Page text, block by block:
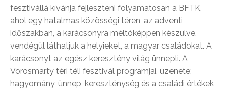
fesztivállá kívánja fejleszteni folyamatosan a BFTK,
ahol egy hatalmas közösségi téren, az adventi
időszakban, a karácsonyra méltóképpen készülve,
vendégül láthatjuk a helyieket, a magyar családokat. A
karácsonyt az egész keresztény világ ünnepli. A
Vörösmarty téri téli fesztivál programjai, üzenete:
hagyomány, ünnep, kereszténység és a családi értékek